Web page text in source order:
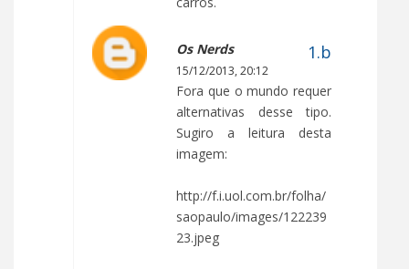
Os Nerds
15/12/2013, 20:12
Fora que o mundo requer
alternativas desse tipo.
Sugiro a leitura desta
imagem:
http://f.i.uol.com.br/folha/
saopaulo/images/122239
23.jpeg